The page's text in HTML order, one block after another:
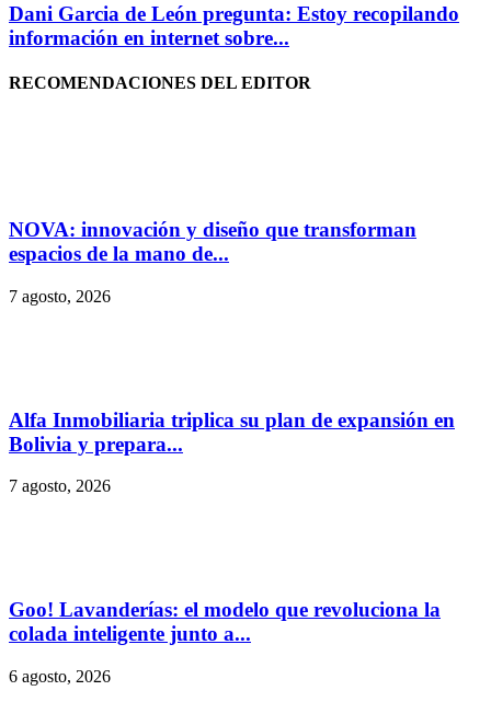
Dani Garcia de León pregunta: Estoy recopilando
información en internet sobre...
RECOMENDACIONES DEL EDITOR
NOVA: innovación y diseño que transforman
espacios de la mano de...
7 agosto, 2026
Alfa Inmobiliaria triplica su plan de expansión en
Bolivia y prepara...
7 agosto, 2026
Goo! Lavanderías: el modelo que revoluciona la
colada inteligente junto a...
6 agosto, 2026